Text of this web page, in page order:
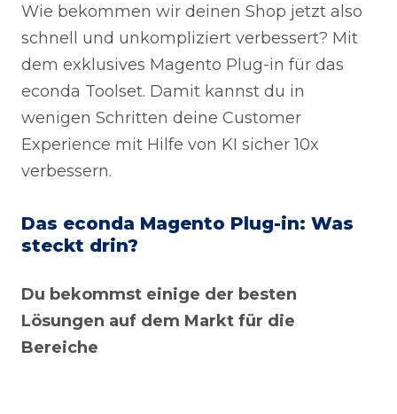
Wie bekommen wir deinen Shop jetzt also
schnell und unkompliziert verbessert? Mit
dem exklusives Magento Plug-in für das
econda Toolset. Damit kannst du in
wenigen Schritten deine Customer
Experience mit Hilfe von KI sicher 10x
verbessern.
Das econda Magento Plug-in: Was
steckt drin?
Du bekommst einige der besten
Lösungen auf dem Markt für die
Bereiche